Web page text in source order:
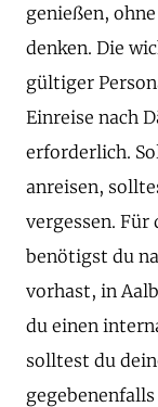
genießen,
denken. Die
gültiger
Einreise nach
erforderlich.
anreisen,
vergessen.
benötigst du
vorhast, in
du einen
solltest du